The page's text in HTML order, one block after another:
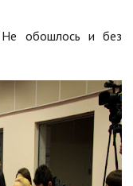
Не обошлось и без